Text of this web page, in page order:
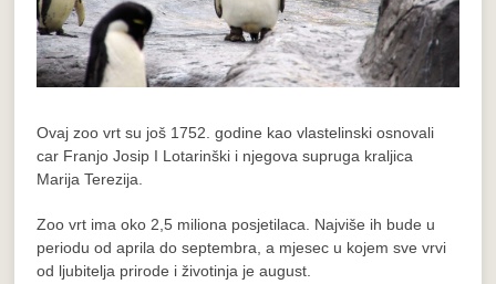
Ovaj zoo vrt su još 1752. godine kao vlastelinski osnovali
car Franjo Josip I Lotarinški i njegova supruga kraljica
Marija Terezija.
Zoo vrt ima oko 2,5 miliona posjetilaca. Najviše ih bude u
periodu od aprila do septembra, a mjesec u kojem sve vrvi
od ljubitelja prirode i životinja je august.